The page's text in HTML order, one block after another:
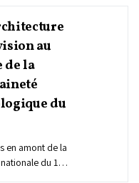
au
de la
du
en amont de la
du 12